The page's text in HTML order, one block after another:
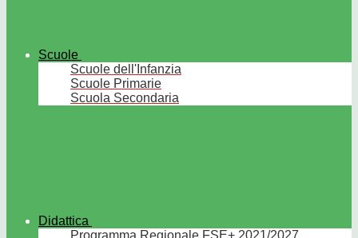
Scuole
Scuole dell'Infanzia
Scuole Primarie
Scuola Secondaria
Didattica